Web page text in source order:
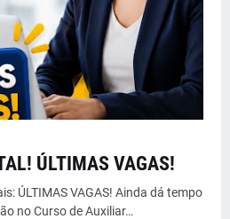
ÚLTIMAS VAGAS!
ÚLTIMAS VAGAS! Ainda dá tempo
no Curso de Auxiliar…